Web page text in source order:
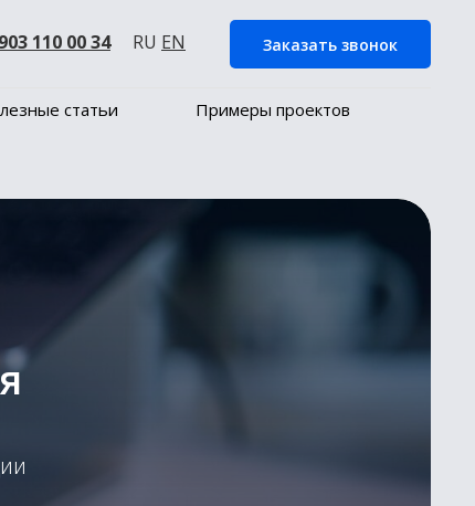
110 00 34 RU EN Заказать звонок
статьи
Примеры проектов